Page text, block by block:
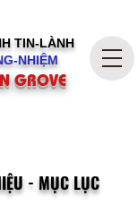
TIN-LÀNH
NHIỆM
GROVE
- MỤC LỤC